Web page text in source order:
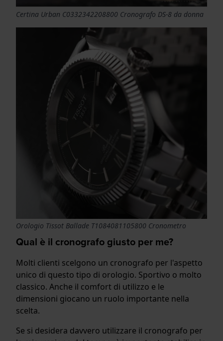
Certina Urban C0332342208800 Cronografo DS-8 da donna
Orologio Tissot Ballade T1084081105800 Cronometro
Qual è il cronografo giusto per me?
Molti clienti scelgono un cronografo per l'aspetto
unico di questo tipo di orologio. Sportivo o molto
classico. Anche il comfort di utilizzo e le
dimensioni giocano un ruolo importante nella
scelta.
Se si desidera davvero utilizzare il cronografo per